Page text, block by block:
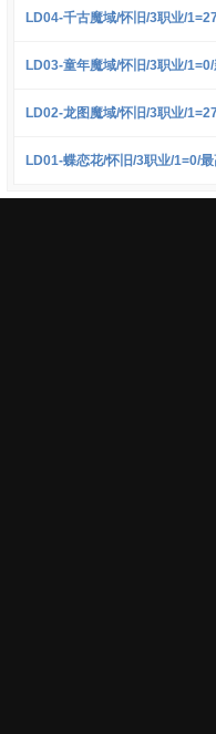
LD04-千古魔域/怀旧/3职业/
LD03-童年魔域/怀旧/3职业/
LD02-龙图魔域/怀旧/3职业/
LD01-蝶恋花/怀旧/3职业/1=0/